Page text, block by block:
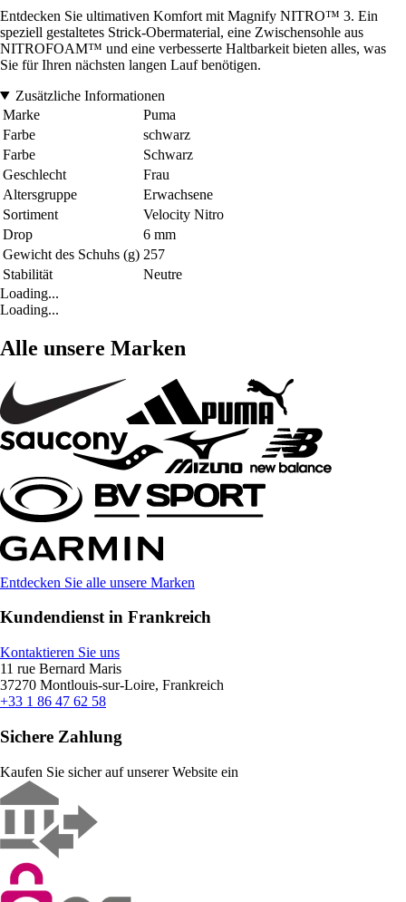
Entdecken Sie ultimativen Komfort mit Magnify NITRO™ 3. Ein
speziell gestaltetes Strick-Obermaterial, eine Zwischensohle aus
NITROFOAM™ und eine verbesserte Haltbarkeit bieten alles, was
Sie für Ihren nächsten langen Lauf benötigen.
Zusätzliche Informationen
Marke
Puma
Farbe
schwarz
Farbe
Schwarz
Geschlecht
Frau
Altersgruppe
Erwachsene
Sortiment
Velocity Nitro
Drop
6 mm
Gewicht des Schuhs (g) 257
Stabilität
Neutre
Loading...
Loading...
Alle unsere Marken
Entdecken Sie alle unsere Marken
Kundendienst in Frankreich
Kontaktieren Sie uns
11 rue Bernard Maris
37270 Montlouis-sur-Loire, Frankreich
+33 1 86 47 62 58
Sichere Zahlung
Kaufen Sie sicher auf unserer Website ein